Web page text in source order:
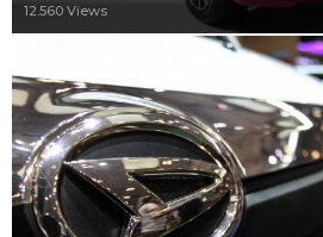
12.560 Views